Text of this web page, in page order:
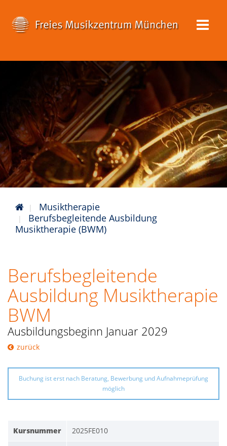
Musiktherapie
Berufsbegleitende Ausbildung
Musiktherapie (BWM)
Berufsbegleitende
Ausbildung Musiktherapie
BWM
Ausbildungsbeginn Januar 2029
zurück
Buchung ist erst nach Beratung, Bewerbung und Aufnahmeprüfung
möglich
Kursnummer 2025FE010